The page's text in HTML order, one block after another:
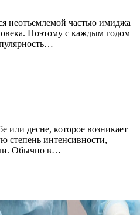
неотъемлемой частью имиджа
Поэтому с каждым годом
десне, которое возникает
степень интенсивности,
Обычно в…